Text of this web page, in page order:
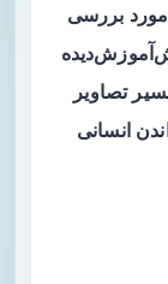
مورد بررسی
تصاویر
انسانی